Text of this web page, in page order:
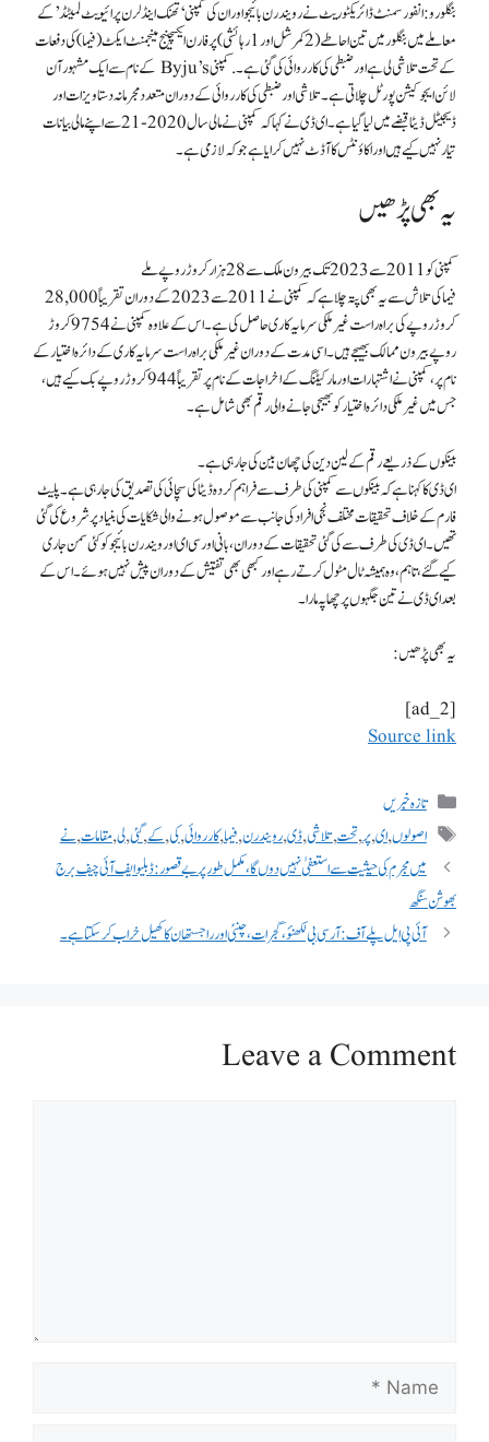
بنگلورو:انفورسمنٹ ڈائریکٹوریٹ نے رویندرن بائیجو اور ان کی کمپنی ‘تھنک اینڈ لرن پرائیویٹ لمیٹڈ’ کے
معاملے میں بنگلور میں تین احاطے (2 کمرشل اور 1 رہائشی) پر فارن ایکسچینج مینجمنٹ ایکٹ (فیما) کی دفعات
کے تحت تلاشی لی ہے اور ضبطی کی کارروائی کی گئی ہے۔ . کمپنی Byju’s کے نام سے ایک مشہور آن
لائن ایجوکیشن پورٹل چلاتی ہے۔ تلاشی اور ضبطی کی کارروائی کے دوران متعدد مجرمانہ دستاویزات اور
ڈیجیٹل ڈیٹا قبضے میں لیا گیا ہے۔ ای ڈی نے کہا کہ کمپنی نے مالی سال 2020-21 سے اپنے مالی بیانات
تیار نہیں کیے ہیں اور اکاؤنٹس کا آڈٹ نہیں کرایا ہے جو کہ لازمی ہے۔
یہ بھی پڑھیں
کمپنی کو 2011 سے 2023 تک بیرون ملک سے 28 ہزار کروڑ روپے ملے
فیما کی تلاش سے یہ بھی پتہ چلا ہے کہ کمپنی نے 2011 سے 2023 کے دوران تقریباً 28,000
کروڑ روپے کی براہ راست غیر ملکی سرمایہ کاری حاصل کی ہے۔ اس کے علاوہ کمپنی نے 9754 کروڑ
روپے بیرون ممالک بھیجے ہیں۔ اسی مدت کے دوران غیر ملکی براہ راست سرمایہ کاری کے دائرہ اختیار کے
نام پر، کمپنی نے اشتہارات اور مارکیٹنگ کے اخراجات کے نام پر تقریباً 944 کروڑ روپے بک کیے ہیں،
جس میں غیر ملکی دائرہ اختیار کو بھیجی جانے والی رقم بھی شامل ہے۔
بینکوں کے ذریعے رقم کے لین دین کی چھان بین کی جا رہی ہے۔
ای ڈی کا کہنا ہے کہ بینکوں سے کمپنی کی طرف سے فراہم کردہ ڈیٹا کی سچائی کی تصدیق کی جا رہی ہے۔ پلیٹ
فارم کے خلاف تحقیقات مختلف نجی افراد کی جانب سے موصول ہونے والی شکایات کی بنیاد پر شروع کی گئی
تھیں۔ ای ڈی کی طرف سے کی گئی تحقیقات کے دوران، بانی اور سی ای او رویندرن بائیجو کو کئی سمن جاری
کیے گئے، تاہم، وہ ہمیشہ ٹال مٹول کرتے رہے اور کبھی بھی تفتیش کے دوران پیش نہیں ہوئے۔ اس کے
بعد ای ڈی نے تین جگہوں پر چھاپہ مارا۔
یہ بھی پڑھیں:
[ad_2]
Source link
تازہ خبریں
اصولوں,ای,پر,تحت,تلاشی,ڈی,رویندرن,فیما,کارروائی,کی,کے,گئی,لی,مقامات,نے
میں مجرم کی حیثیت سے استعفیٰ نہیں دوں گا، مکمل طور پر بے قصور: ڈبلیو ایف آئی چیف برج
بھوشن سنگھ
آئی پی ایل پلے آف: آر سی بی لکھنؤ، گجرات، چنئی اور راجستھان کا کھیل خراب کر سکتا ہے۔
Leave a Comment